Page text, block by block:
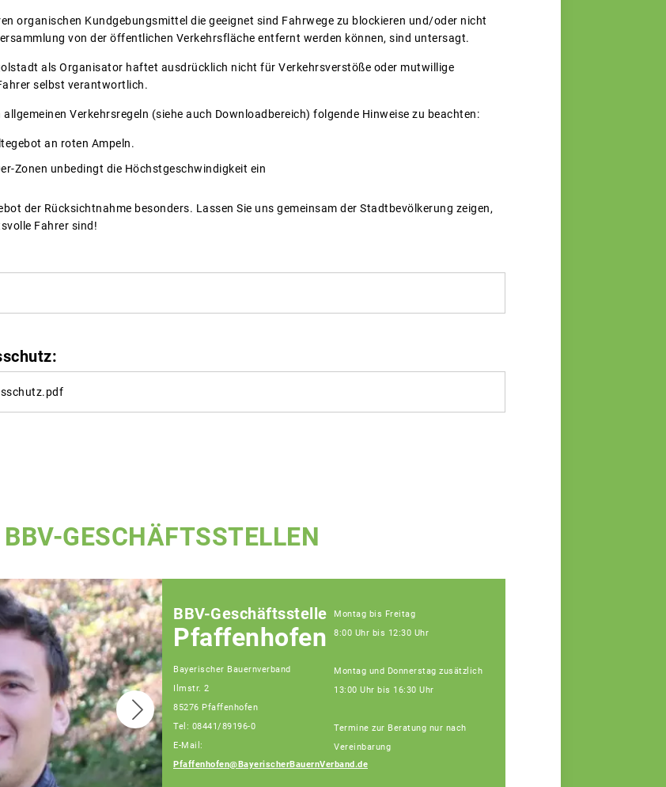
organischen Kundgebungsmittel die geeignet sind Fahrwege zu blockieren und/oder nicht
von der öffentlichen Verkehrsfläche entfernt werden können, sind untersagt.
als Organisator haftet ausdrücklich nicht für Verkehrsverstöße oder mutwillige
selbst verantwortlich.
Verkehrsregeln (siehe auch Downloadbereich) folgende Hinweise zu beachten:
an roten Ampeln.
Zonen unbedingt die Höchstgeschwindigkeit ein
der Rücksichtnahme besonders. Lassen Sie uns gemeinsam der Stadtbevölkerung zeigen,
Fahrer sind!
BBV-GESCHÄFTSSTELLEN
BBV-Geschäftsstelle
Pfaffenhofen
Bayerischer Bauernverband
Ilmstr. 2
85276 Pfaffenhofen
Tel: 08441/89196-0
E-Mail:
Pfaffenhofen@BayerischerBauernVerband.de
Montag bis Freitag
8:00 Uhr bis 12:30 Uhr
Montag und Donnerstag zusätzlich
13:00 Uhr bis 16:30 Uhr
Termine zur Beratung nur nach
Vereinbarung